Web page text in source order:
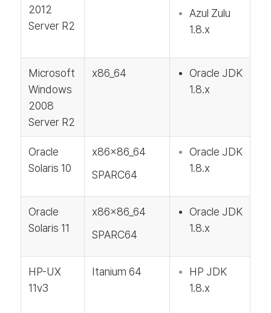
2012
Server R2
Azul Zulu
1.8.x
Microsoft
Windows
2008
Server R2
x86_64
Oracle JDK
1.8.x
Oracle
Solaris 10
x86x86_64
SPARC64
Oracle JDK
1.8.x
Oracle
Solaris 11
x86x86_64
SPARC64
Oracle JDK
1.8.x
HP-UX
11v3
Itanium 64
HP JDK
1.8.x